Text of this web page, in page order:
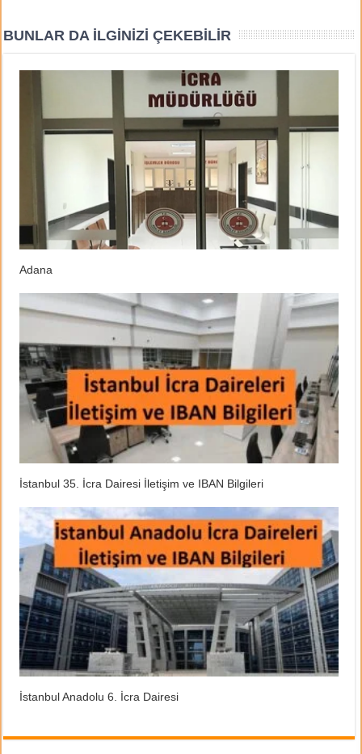
BUNLAR DA İLGINIZI ÇEKEBILIR
Adana
İstanbul 35. İcra Dairesi İletişim ve IBAN Bilgileri
İstanbul Anadolu 6. İcra Dairesi